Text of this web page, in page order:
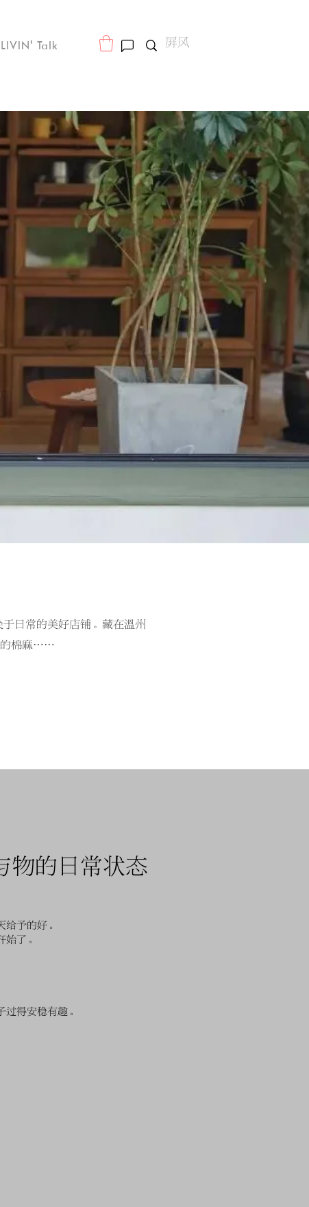
LIVIN' Talk
日常的美好店铺。藏在温州
的棉麻……
物的日常状态
予的好。
了。
得安稳有趣。